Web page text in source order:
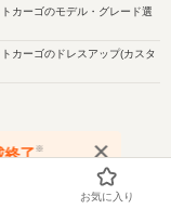
カーゴのモデル・グレード選
カーゴのドレスアップ(カスタ
終了※
い
お気に入り